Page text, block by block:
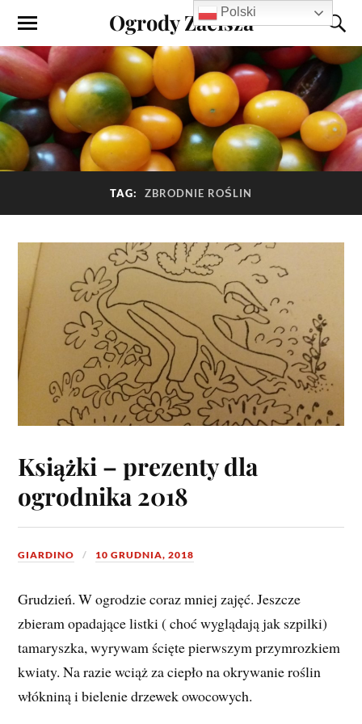
Ogrody Zacisza
TAG: ZBRODNIE ROŚLIN
Książki – prezenty dla
ogrodnika 2018
GIARDINO 10 GRUDNIA, 2018
Grudzień. W ogrodzie coraz mniej zajęć. Jeszcze
zbieram opadające listki ( choć wyglądają jak szpilki)
tamaryszka, wyrywam ścięte pierwszym przymrozkiem
kwiaty. Na razie wciąż za ciepło na okrywanie roślin
włókniną i bielenie drzewek owocowych.
Polski